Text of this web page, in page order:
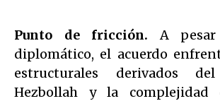
Punto de fricción. A pesar
diplomático, el acuerdo
estructurales derivados
Hezbollah y la complejidad